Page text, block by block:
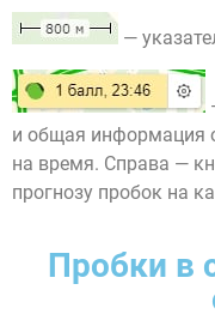
—
и общая информация
на время. Справа —
прогнозу пробок на
Пробки в